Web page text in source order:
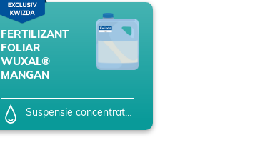
FERTILIZANT
FOLIAR
WUXAL®
MANGAN
Suspensie concentrată (SC)